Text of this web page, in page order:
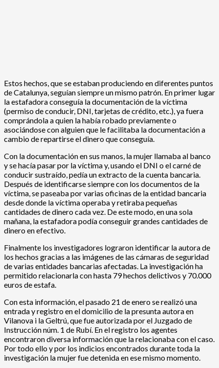
Estos hechos, que se estaban produciendo en diferentes puntos
de Catalunya, seguían siempre un mismo patrón. En primer lugar
la estafadora conseguía la documentación de la víctima
(permiso de conducir, DNI, tarjetas de crédito, etc.), ya fuera
comprándola a quien la había robado previamente o
asociándose con alguien que le facilitaba la documentación a
cambio de repartirse el dinero que conseguía.
Con la documentación en sus manos, la mujer llamaba al banco
y se hacía pasar por la víctima y, usando el DNI o el carné de
conducir sustraído, pedía un extracto de la cuenta bancaria.
Después de identificarse siempre con los documentos de la
víctima, se paseaba por varias oficinas de la entidad bancaria
desde donde la víctima operaba y retiraba pequeñas
cantidades de dinero cada vez. De este modo, en una sola
mañana, la estafadora podía conseguir grandes cantidades de
dinero en efectivo.
Finalmente los investigadores lograron identificar la autora de
los hechos gracias a las imágenes de las cámaras de seguridad
de varias entidades bancarias afectadas. La investigación ha
permitido relacionarla con hasta 79 hechos delictivos y 70.000
euros de estafa.
Con esta información, el pasado 21 de enero se realizó una
entrada y registro en el domicilio de la presunta autora en
Vilanova i la Geltrú, que fue autorizada por el Juzgado de
Instrucción núm. 1 de Rubí. En el registro los agentes
encontraron diversa información que la relacionaba con el caso.
Por todo ello y por los indicios encontrados durante toda la
investigación la mujer fue detenida en ese mismo momento.